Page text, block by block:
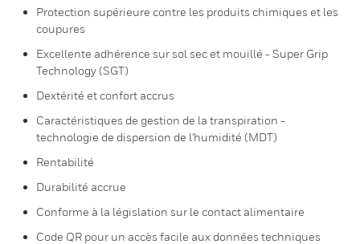
Protection supérieure contre les produits chimiques et les
coupures
Excellente adhérence sur sol sec et mouillé - Super Grip
Technology (SGT)
Dextérité et confort accrus
Caractéristiques de gestion de la transpiration -
technologie de dispersion de l'humidité (MDT)
Rentabilité
Durabilité accrue
Conforme à la législation sur le contact alimentaire
Code QR pour un accès facile aux données techniques